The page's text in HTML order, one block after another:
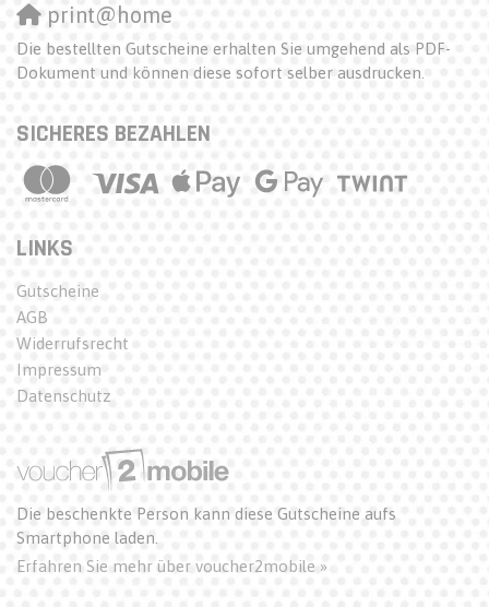
print@home
Die bestellten Gutscheine erhalten Sie umgehend als PDF-
Dokument und können diese sofort selber ausdrucken.
SICHERES BEZAHLEN
LINKS
Gutscheine
AGB
Widerrufsrecht
Impressum
Datenschutz
Die beschenkte Person kann diese Gutscheine aufs
Smartphone laden.
Erfahren Sie mehr über voucher2mobile »